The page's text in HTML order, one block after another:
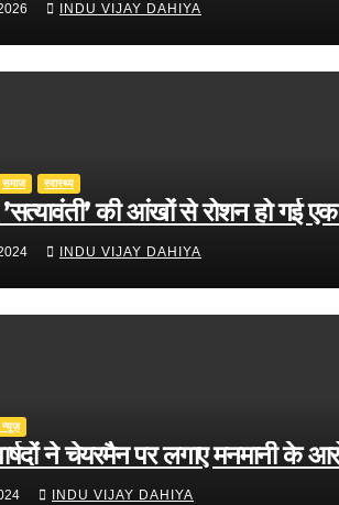
INDU VIJAY DAHIYA
समाज स्वास्थ्य
की आंखों से रोशन हो गई एक
INDU VIJAY DAHIYA
न्यूज़
ने चेयरमैन पर लगाए मनमानी के
INDU VIJAY DAHIYA